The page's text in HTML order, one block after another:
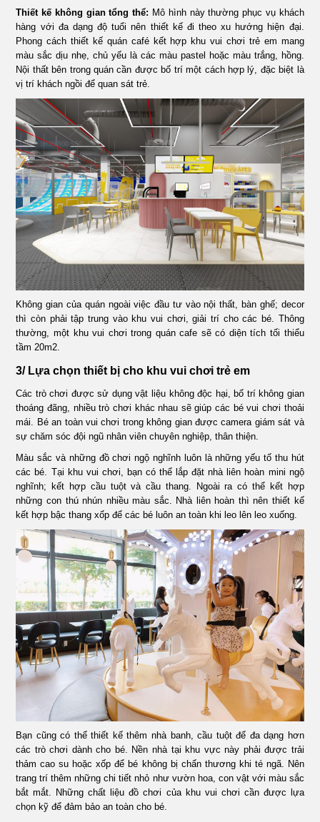
Thiết kế không gian tổng thể: Mô hình này thường phục vụ khách
hàng với đa dạng độ tuổi nên thiết kế đi theo xu hướng hiện đại.
Phong cách thiết kế quán café kết hợp khu vui chơi trẻ em mang
màu sắc dịu nhẹ, chủ yếu là các màu pastel hoặc màu trắng, hồng.
Nội thất bên trong quán cần được bố trí một cách hợp lý, đặc biệt là
vị trí khách ngồi để quan sát trẻ.
Không gian của quán ngoài việc đầu tư vào nội thất, bàn ghế; decor
thì còn phải tập trung vào khu vui chơi, giải trí cho các bé. Thông
thường, một khu vui chơi trong quán cafe sẽ có diện tích tối thiểu
tầm 20m2.
3/ Lựa chọn thiết bị cho khu vui chơi trẻ em
Các trò chơi được sử dụng vật liệu không độc hại, bố trí không gian
thoáng đãng, nhiều trò chơi khác nhau sẽ giúp các bé vui chơi thoải
mái. Bé an toàn vui chơi trong không gian được camera giám sát và
sự chăm sóc đội ngũ nhân viên chuyên nghiệp, thân thiện.
Màu sắc và những đồ chơi ngộ nghĩnh luôn là những yếu tố thu hút
các bé. Tại khu vui chơi, bạn có thể lắp đặt nhà liên hoàn mini ngộ
nghĩnh; kết hợp cầu tuột và cầu thang. Ngoài ra có thể kết hợp
những con thú nhún nhiều màu sắc. Nhà liên hoàn thì nên thiết kế
kết hợp bậc thang xốp để các bé luôn an toàn khi leo lên leo xuống.
Bạn cũng có thể thiết kế thêm nhà banh, cầu tuột để đa dạng hơn
các trò chơi dành cho bé. Nền nhà tại khu vực này phải được trải
thảm cao su hoặc xốp để bé không bị chấn thương khi té ngã. Nên
trang trí thêm những chi tiết nhỏ như vườn hoa, con vật với màu sắc
bắt mắt. Những chất liệu đồ chơi của khu vui chơi cần được lựa
chọn kỹ để đảm bảo an toàn cho bé.